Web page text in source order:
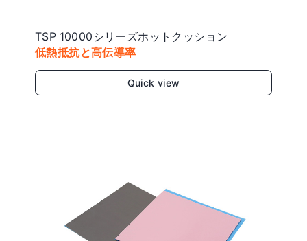
TSP 10000シリーズホットクッション
低熱抵抗と高伝導率
Quick view